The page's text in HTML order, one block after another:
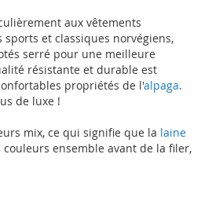
aux vêtements
et classiques norvégiens,
serré pour une meilleure
résistante et durable est
propriétés de l'alpaga.
de luxe !
mix, ce qui signifie que la laine
ensemble avant de la filer,